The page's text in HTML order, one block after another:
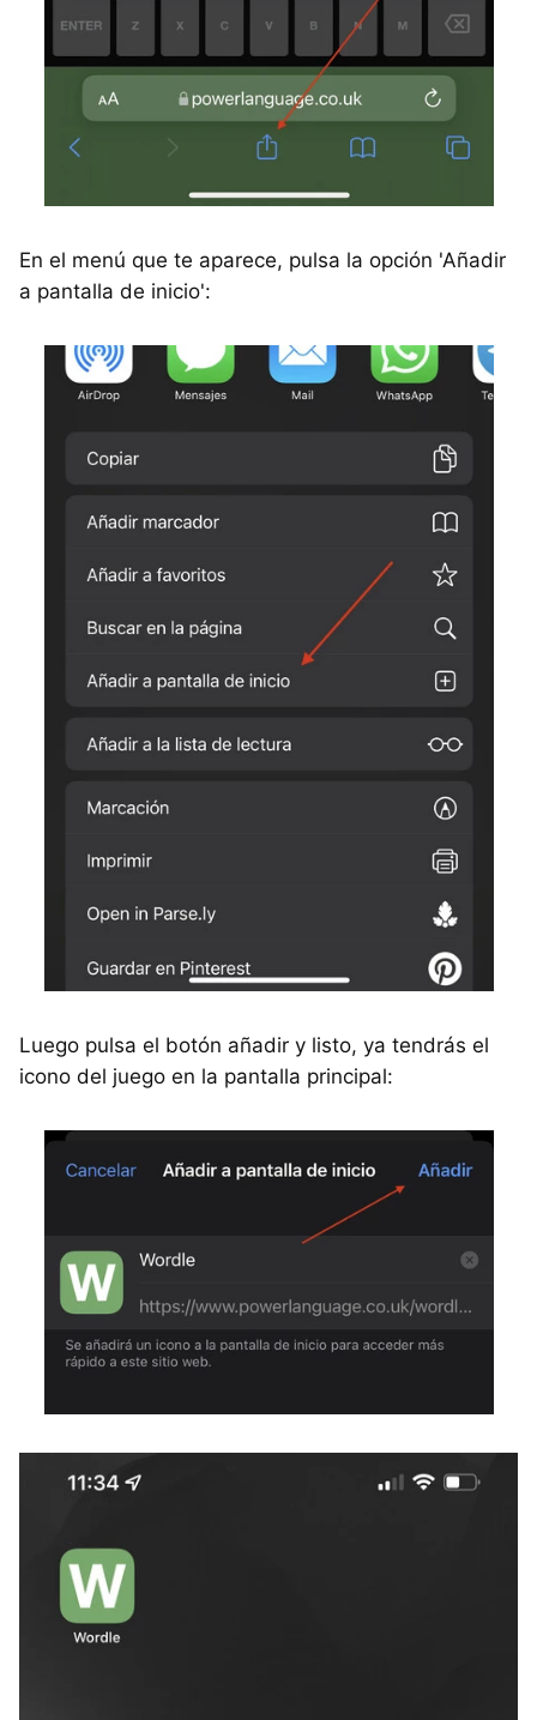
En el menú que te aparece, pulsa la opción 'Añadir
a pantalla de inicio':
Luego pulsa el botón añadir y listo, ya tendrás el
icono del juego en la pantalla principal: